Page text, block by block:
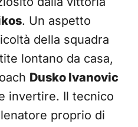
. Un aspetto
della squadra
lontano da casa,
Dusko Ivanovic
invertire. Il tecnico
proprio di